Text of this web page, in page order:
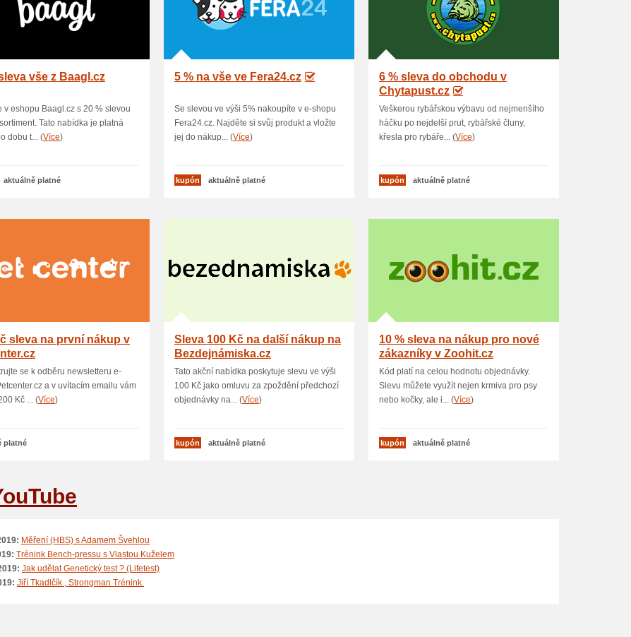
vše z Baagl.cz
v eshopu Baagl.cz s 20 % slevou
Tato nabídka je platná
dobu t... (Více)
aktuálně platné
5 % na vše ve Fera24.cz
Se slevou ve výši 5% nakoupíte v e-shopu
Fera24.cz. Najděte si svůj produkt a vložte
jej do nákup... (Více)
kupón aktuálně platné
6 % sleva do obchodu v
Chytapust.cz
Veškerou rybářskou výbavu od nejmenšího
háčku po nejdelší prut, rybářské čluny,
křesla pro rybáře... (Více)
kupón aktuálně platné
sleva na první nákup v
se k odběru newsletteru e-
a v uvítacím emailu vám
Kč ... (Více)
platné
Sleva 100 Kč na další nákup na
Bezdejnámiska.cz
Tato akční nabídka poskytuje slevu ve výši
100 Kč jako omluvu za zpoždění předchozí
objednávky na... (Více)
kupón aktuálně platné
10 % sleva na nákup pro nové
zákazníky v Zoohit.cz
Kód platí na celou hodnotu objednávky.
Slevu můžete využít nejen krmiva pro psy
nebo kočky, ale i... (Více)
kupón aktuálně platné
Měření (HBS) s Adamem Švehlou
Trénink Bench-pressu s Vlastou Kuželem
Jak udělat Genetický test ? (Lifetest)
Jiří Tkadlčík , Strongman Trénink.